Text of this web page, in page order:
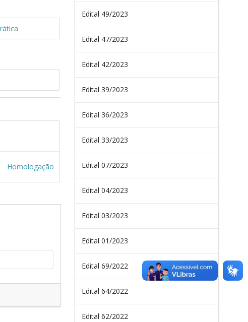
Homologação
Edital 49/2023
Edital 47/2023
Edital 42/2023
Edital 39/2023
Edital 36/2023
Edital 33/2023
Edital 07/2023
Edital 04/2023
Edital 03/2023
Edital 01/2023
Edital 69/2022
Edital 64/2022
Edital 62/2022